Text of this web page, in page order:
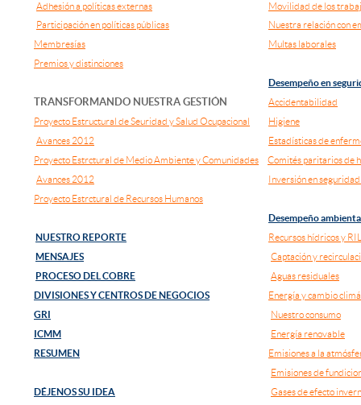
Adhesión a políticas externas
Movilidad de los
Participación en políticas públicas
Nuestra relación con
Membresías
Multas laborales
Premios y distinciones
Desempeño en
TRANSFORMANDO NUESTRA GESTIÓN
Accidentabilidad
Proyecto Estructural de Seuridad y Salud Ocupacional
Higiene
Avances 2012
Estadísticas de
Proyecto Estrctural de Medio Ambiente y Comunidades
Comités paritarios de
Avances 2012
Inversión en
Proyecto Estrctural de Recursos Humanos
Desempeño
NUESTRO REPORTE
Recursos hídricos y
MENSAJES
Captación y
PROCESO DEL COBRE
Aguas residuales
DIVISIONES Y CENTROS DE NEGOCIOS
Energía y cambio
GRI
Nuestro consumo
ICMM
Energía renovable
RESUMEN
Emisiones a la
Emisiones de
DÉJENOS SU IDEA
Gases de efecto